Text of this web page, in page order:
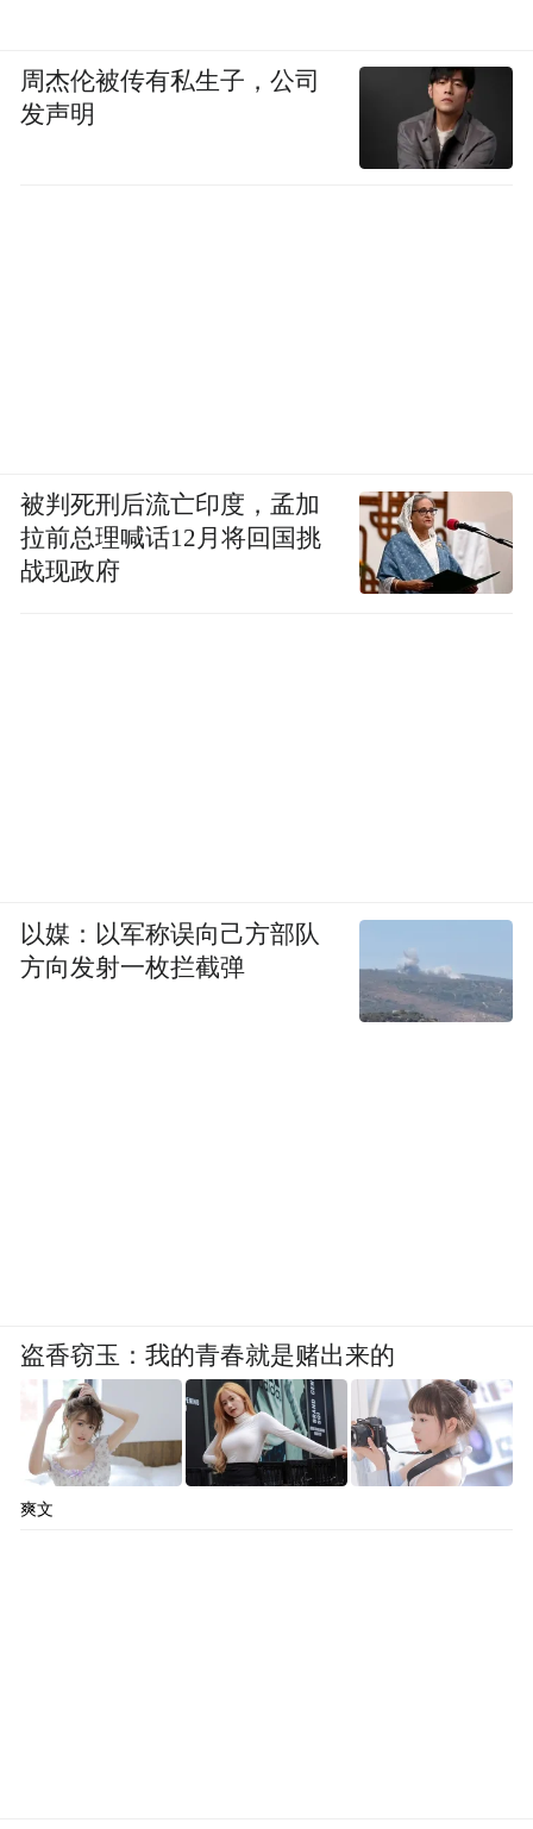
周杰伦被传有私生子，公司
发声明
被判死刑后流亡印度，孟加
拉前总理喊话12月将回国挑
战现政府
以媒：以军称误向己方部队
方向发射一枚拦截弹
盗香窃玉：我的青春就是赌出来的
爽文